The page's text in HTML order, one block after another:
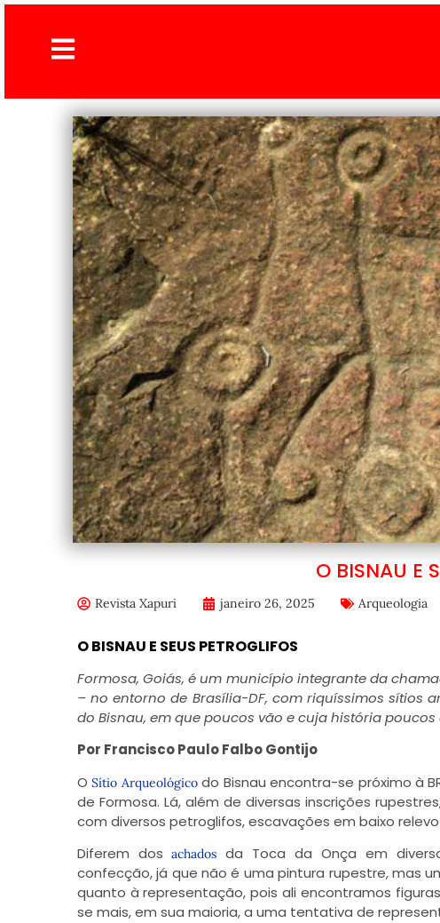
O BISNAU E
Revista Xapuri janeiro 26, 2025 Arqueologia
O BISNAU E SEUS PETROGLIFOS
Formosa, Goiás, é um município integrante da
– no entorno de Brasília-DF, com riquíssimos sítios
do Bisnau, em que poucos vão e cuja história
Por Francisco Paulo Falbo Gontijo
OSítio Arqueológicodo Bisnau encontra-se próximo à
de Formosa. Lá, além de diversas inscrições
com diversos petroglifos, escavações em baixo
Diferem dos achados da Toca da Onça em
confecção, já que não é uma pintura rupestre, mas
quanto à representação, pois ali encontramos
se mais, em sua maioria, a uma tentativa de